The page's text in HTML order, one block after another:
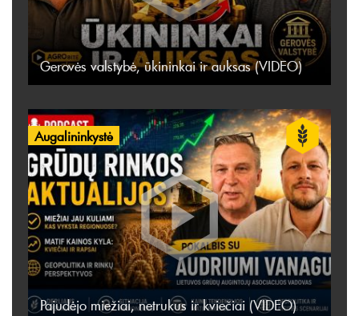
Gerovės valstybė, ūkininkai ir auksas (VIDEO)
Augalininkystė
Pajudėjo miežiai, netrukus ir kviečiai (VIDEO)